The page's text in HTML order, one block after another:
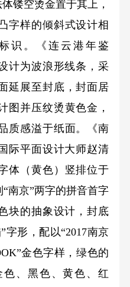
镂空烫金置于其上，
字样的倾斜式设计相
识。《连云港年鉴
计为波浪形线条，采
延展至封底，封面居
图并压纹烫黄色金，
质感溢于纸面。《南
际平面设计大师赵清
体（黄色）竖排位于
南京”两字的拼音首字
块的抽象设计，封底
字形，配以“2017南京
金色字样，绿色的
、黑色、黄色、红